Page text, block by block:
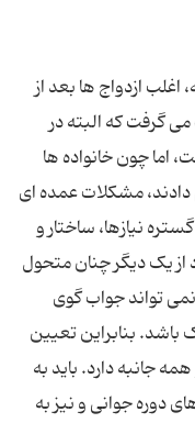
ازدواج ها بعد از
گرفت که البته در
اما چون خانواده ها
دادند، مشکلات عمده اى
نیازها، ساختار و
از یک دیگر چنان متحول
تواند جواب گوى
بنابراین تعیین
جانبه دارد. باید به
دوره جوانى و نیز به